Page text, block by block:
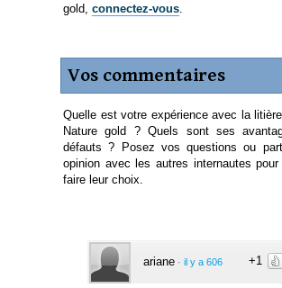
gold, connectez-vous.
Vos commentaires
Quelle est votre expérience avec la
Nature gold ? Quels sont ses
défauts ? Posez vos questions ou
opinion avec les autres internautes
faire leur choix.
+1
ariane · il y a 606